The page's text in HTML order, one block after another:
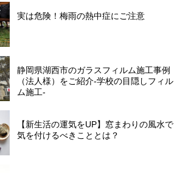
実は危険！梅雨の熱中症にご注意
静岡県湖西市のガラスフィルム施工事例
（法人様）をご紹介-学校の目隠しフィル
ム施工-
【新生活の運気をUP】窓まわりの風水で
気を付けるべきこととは？